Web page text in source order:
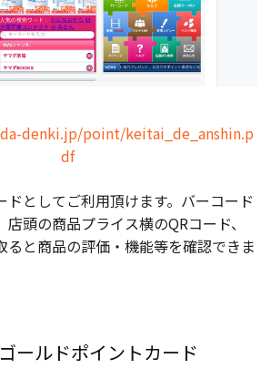
denki.jp/point/keitai_de_anshin.p
df
ドとしてご利用頂けます。バーコード
頭の商品プライス横のQRコード、
ると商品の評価・機能等を確認できま
ールドポイントカード